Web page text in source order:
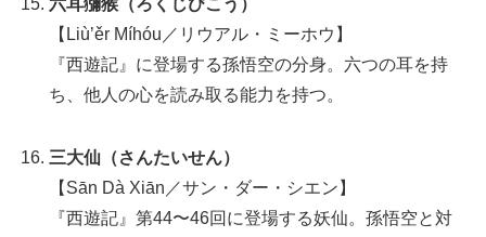
六耳獼猴（ろくじびこう）
【Liù’ěr Míhóu／リウアル・ミーホウ】
『西遊記』に登場する孫悟空の分身。六つの耳を持
ち、他人の心を読み取る能力を持つ。
三大仙（さんたいせん）
【Sān Dà Xiān／サン・ダー・シエン】
『西遊記』第44〜46回に登場する妖仙。孫悟空と対